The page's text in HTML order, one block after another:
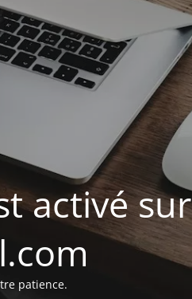
activé sur
patience.